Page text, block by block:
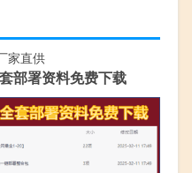
部署资料免费下载